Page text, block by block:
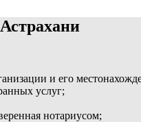
и его
услуг;
нотариусом;